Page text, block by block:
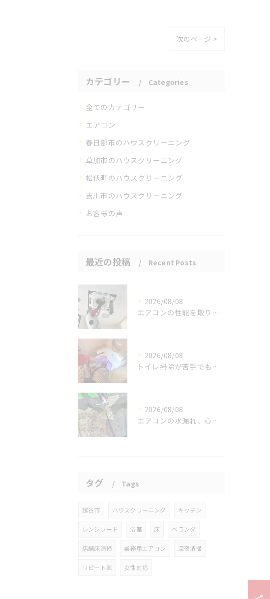
次のページ >
カテゴリー Categories
全てのカテゴリー
エアコン
春日部市のハウスクリーニング
草加市のハウスクリーニング
松伏町のハウスクリーニング
吉川市のハウスクリーニング
お客様の声
最近の投稿 Recent Posts
2026/08/08
エアコンの性能を取り戻しませんか？
2026/08/08
トイレ掃除が苦手でも、効率的にできる方法をご紹介します。
2026/08/08
エアコンの水漏れ、心配ですよね。
タグ Tags
越谷市 ハウスクリーニング キッチン
レンジフード 浴室 床 ベランダ
店舗床清掃 業務用エアコン 深夜清掃
リピート率 女性対応